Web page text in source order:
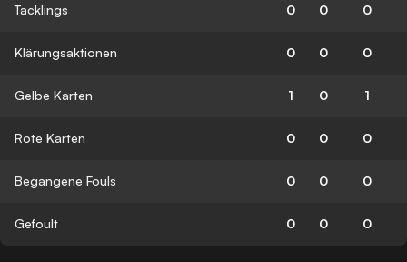
Tacklings 0 0 0
Klärungsaktionen 0 0 0
Gelbe Karten 1 0 1
Rote Karten 0 0 0
Begangene Fouls 0 0 0
Gefoult 0 0 0